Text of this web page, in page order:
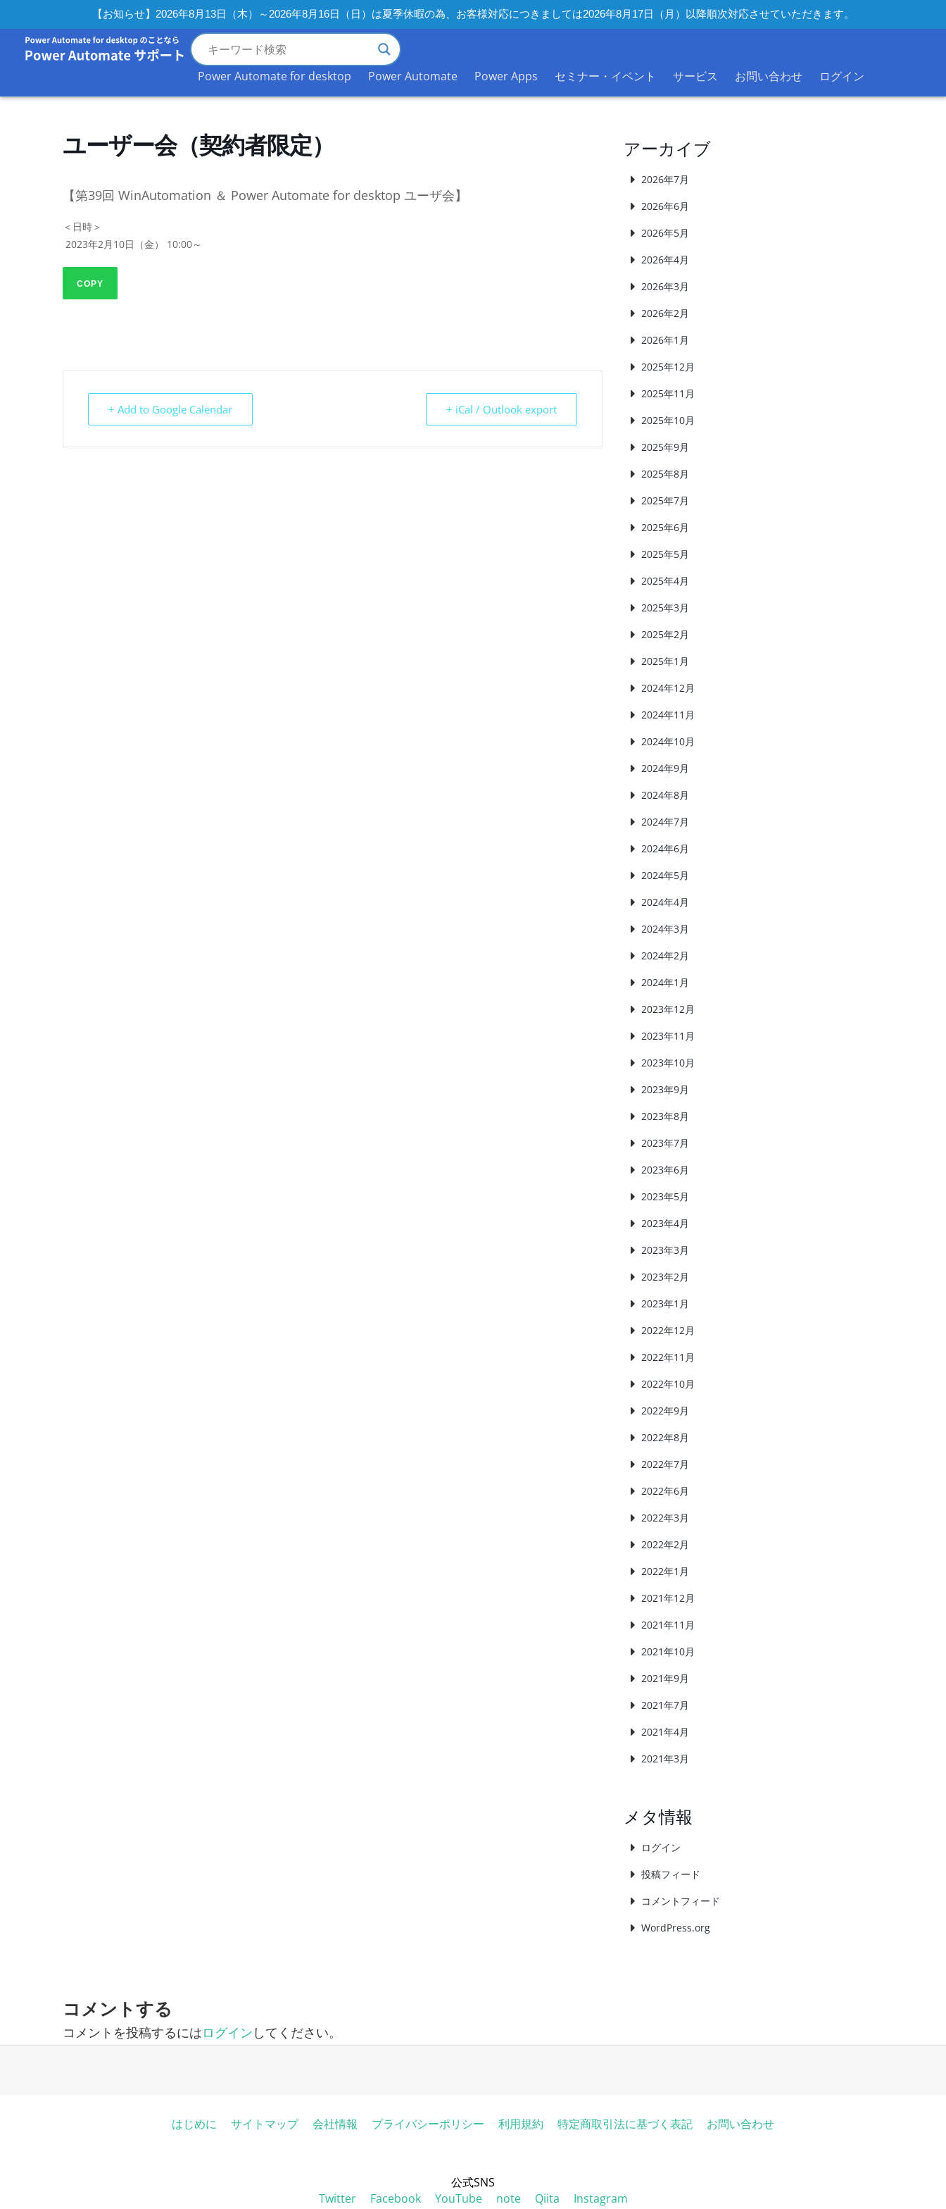
【お知らせ】2026年8月13日（木）～2026年8月16日（日）は夏季休暇の為、お客様対応につきましては2026年8月17日（月）以降順次対応させていただきます。
Power Automate for desktop Power Automate Power Apps セミナー・イベント サービス お問い合わせ ログイン
ユーザー会（契約者限定）
【第39回 WinAutomation ＆ Power Automate for desktop ユーザ会】
＜日時＞
2023年2月10日（金） 10:00～
COPY
+ Add to Google Calendar + iCal / Outlook export
アーカイブ
2026年7月
2026年6月
2026年5月
2026年4月
2026年3月
2026年2月
2026年1月
2025年12月
2025年11月
2025年10月
2025年9月
2025年8月
2025年7月
2025年6月
2025年5月
2025年4月
2025年3月
2025年2月
2025年1月
2024年12月
2024年11月
2024年10月
2024年9月
2024年8月
2024年7月
2024年6月
2024年5月
2024年4月
2024年3月
2024年2月
2024年1月
2023年12月
2023年11月
2023年10月
2023年9月
2023年8月
2023年7月
2023年6月
2023年5月
2023年4月
2023年3月
2023年2月
2023年1月
2022年12月
2022年11月
2022年10月
2022年9月
2022年8月
2022年7月
2022年6月
2022年3月
2022年2月
2022年1月
2021年12月
2021年11月
2021年10月
2021年9月
2021年7月
2021年4月
2021年3月
メタ情報
ログイン
投稿フィード
コメントフィード
WordPress.org
コメントする
コメントを投稿するにはログイン してください。
はじめに サイトマップ 会社情報 プライバシーポリシー 利用規約 特定商取引法に基づく表記 お問い合わせ
公式SNS
Twitter
Facebook YouTube note Qiita Instagram